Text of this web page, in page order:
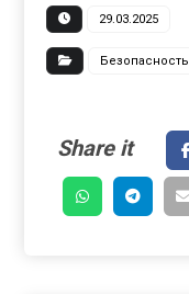
29.03.2025
Безопасность